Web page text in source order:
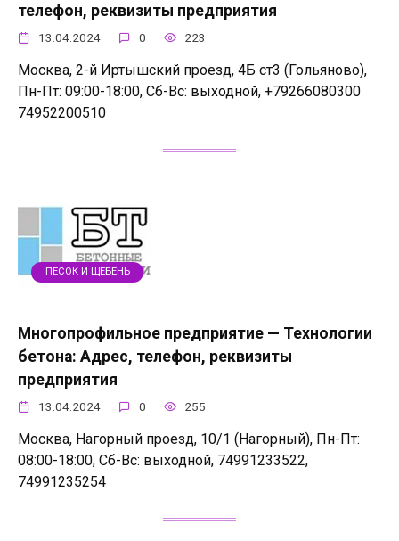
телефон, реквизиты предприятия
13.04.2024 0 223
Москва, 2-й Иртышский проезд, 4Б ст3 (Гольяново),
Пн-Пт: 09:00-18:00, Сб-Вс: выходной, +79266080300
74952200510
ПЕСОК И ЩЕБЕНЬ
Многопрофильное предприятие — Технологии
бетона: Адрес, телефон, реквизиты
предприятия
13.04.2024 0 255
Москва, Нагорный проезд, 10/1 (Нагорный), Пн-Пт:
08:00-18:00, Сб-Вс: выходной, 74991233522,
74991235254